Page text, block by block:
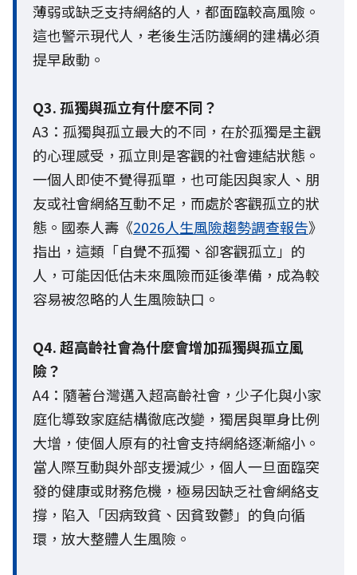
薄弱或缺乏支持網絡的人，都面臨較高風險。
這也警示現代人，老後生活防護網的建構必須
提早啟動。
Q3. 孤獨與孤立有什麼不同？
A3：孤獨與孤立最大的不同，在於孤獨是主觀
的心理感受，孤立則是客觀的社會連結狀態。
一個人即使不覺得孤單，也可能因與家人、朋
友或社會網絡互動不足，而處於客觀孤立的狀
態。國泰人壽《2026人生風險趨勢調查報告》
指出，這類「自覺不孤獨、卻客觀孤立」的
人，可能因低估未來風險而延後準備，成為較
容易被忽略的人生風險缺口。
Q4. 超高齡社會為什麼會增加孤獨與孤立風
險？
A4：隨著台灣邁入超高齡社會，少子化與小家
庭化導致家庭結構徹底改變，獨居與單身比例
大增，使個人原有的社會支持網絡逐漸縮小。
當人際互動與外部支援減少，個人一旦面臨突
發的健康或財務危機，極易因缺乏社會網絡支
撐，陷入「因病致貧、因貧致鬱」的負向循
環，放大整體人生風險。